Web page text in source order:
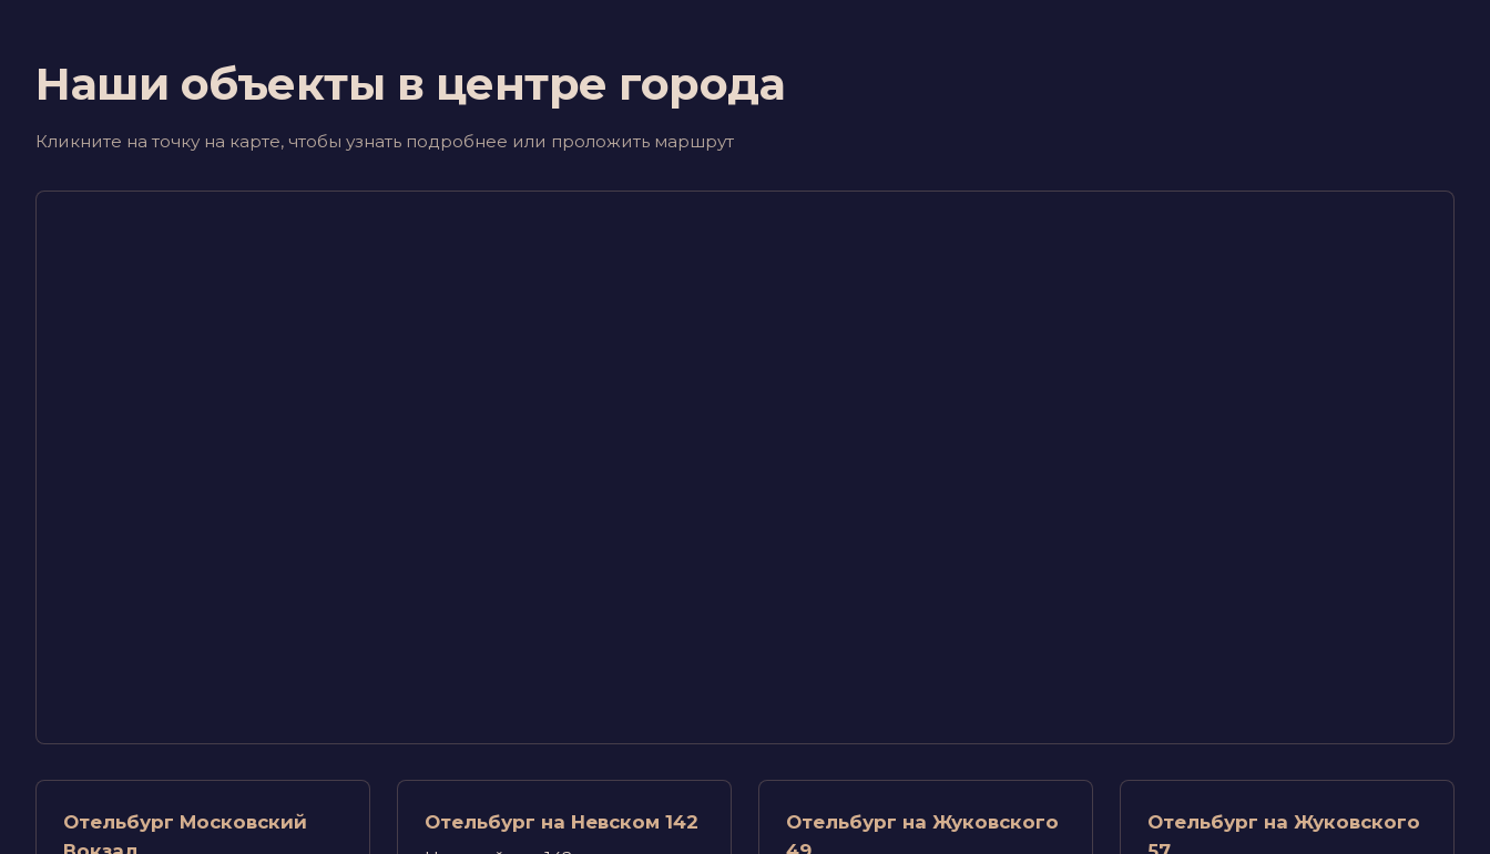
Наши объекты в центре города
Кликните на точку на карте, чтобы узнать подробнее или проложить маршрут
Отельбург Московский
Отельбург на Невском 142
Отельбург на Жуковского
Отельбург на Жуковского